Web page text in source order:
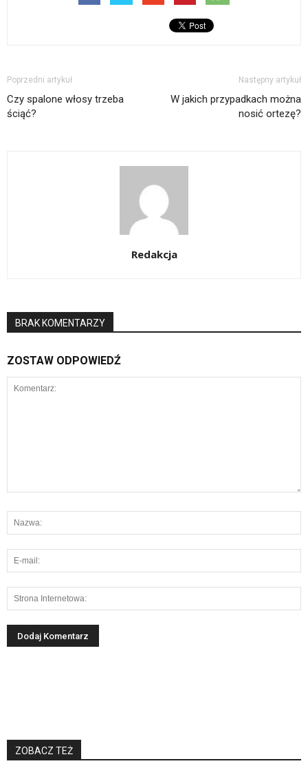
Poprzedni artykuł
Czy spalone włosy trzeba
ściąć?
Następny artykuł
W jakich przypadkach można
nosić ortezę?
Redakcja
BRAK KOMENTARZY
ZOSTAW ODPOWIEDŹ
ZOBACZ TEŻ